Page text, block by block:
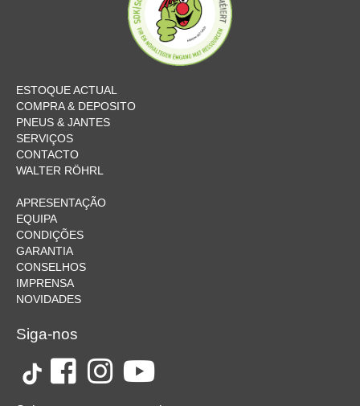
ESTOQUE ACTUAL
COMPRA & DEPOSITO
PNEUS & JANTES
SERVIÇOS
CONTACTO
WALTER RÖHRL
APRESENTAÇÃO
EQUIPA
CONDIÇÕES
GARANTIA
CONSELHOS
IMPRENSA
NOVIDADES
Siga-nos